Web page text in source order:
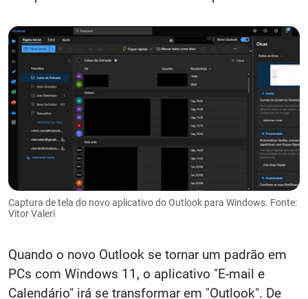
Captura de tela do novo aplicativo do Outlook para Windows. Fonte:
Vitor Valeri
Quando o novo Outlook se tornar um padrão em
PCs com Windows 11, o aplicativo "E-mail e
Calendário" irá se transformar em "Outlook". De